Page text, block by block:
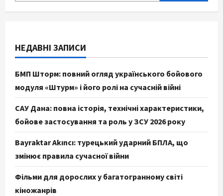
НЕДАВНІ ЗАПИСИ
БМП Шторм: повний огляд українського бойового
модуля «Штурм» і його ролі на сучасній війні
САУ Дана: повна історія, технічні характеристики,
бойове застосування та роль у ЗСУ 2026 року
Bayraktar Akıncı: турецький ударний БПЛА, що
змінює правила сучасної війни
Фільми для дорослих у багатогранному світі
кіножанрів